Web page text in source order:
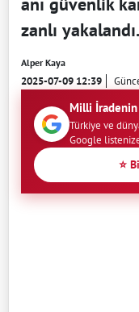
zanlı yakalandı.
Alper Kaya
2025-07-09 12:39
Milli İradenin
Türkiye ve
Google
⭐